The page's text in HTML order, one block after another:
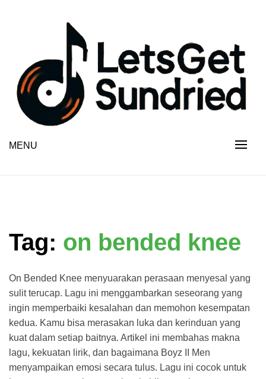
MENU
Tag: on bended knee
On Bended Knee menyuarakan perasaan menyesal yang
sulit terucap. Lagu ini menggambarkan seseorang yang
ingin memperbaiki kesalahan dan memohon kesempatan
kedua. Kamu bisa merasakan luka dan kerinduan yang
kuat dalam setiap baitnya. Artikel ini membahas makna
lagu, kekuatan lirik, dan bagaimana Boyz II Men
menyampaikan emosi secara tulus. Lagu ini cocok untuk